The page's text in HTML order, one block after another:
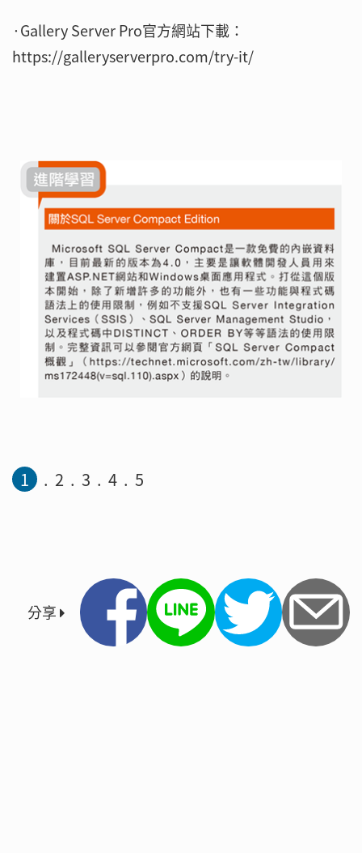
·Gallery Server Pro官方網站下載：
https://galleryserverpro.com/try-it/
1 2 3 4 5
分享